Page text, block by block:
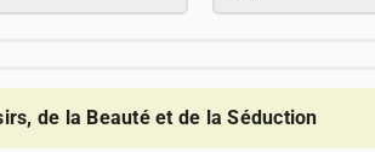
de la Beauté et de la Séduction